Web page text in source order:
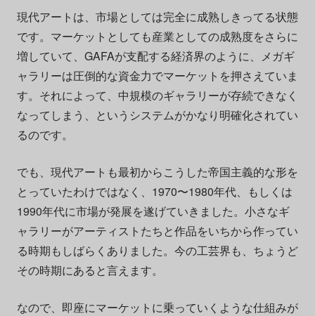
現代アートは、市場としては完全に成熟しきってる状態
です。マーケットとしても産業としての成熟度をさらに
増していて、GAFAが支配する経済界のように、メガギ
ャラリーは圧倒的な資金力でマーケットを押さえていま
す。それによって、中規模のギャラリーが存続できなく
なってしまう、というシステムがかなり明確化されてい
るのです。
でも、現代アートも最初からこうした帝国主義的な形を
とっていたわけではなく、1970〜1980年代、もしくは
1990年代に市場が発展を遂げていきました。小さなギ
ャラリーがアーティストたちと作品をいちから作ってい
る時期もしばらくありました。今の工芸界も、ちょうど
その時期にあると言えます。
なので、即座にマーケットに乗っていくような仕組みが